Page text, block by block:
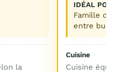
la
IDÉAL POUR
Famille de
entre
Cuisine
Cuisine